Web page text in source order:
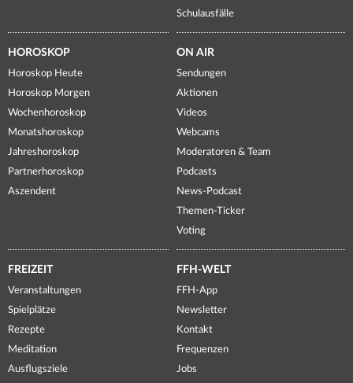
Schulausfälle
HOROSKOP
Horoskop Heute
Horoskop Morgen
Wochenhoroskop
Monatshoroskop
Jahreshoroskop
Partnerhoroskop
Aszendent
ON AIR
Sendungen
Aktionen
Videos
Webcams
Moderatoren & Team
Podcasts
News-Podcast
Themen-Ticker
Voting
FREIZEIT
Veranstaltungen
Spielplätze
Rezepte
Meditation
Ausflugsziele
FFH-WELT
FFH-App
Newsletter
Kontakt
Frequenzen
Jobs